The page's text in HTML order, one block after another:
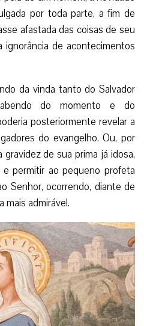
por toda parte, a fim de
afastada das coisas de seu
ignorância de acontecimentos
da vinda tanto do Salvador
do momento e do
posteriormente revelar a
do evangelho. Ou, por
de sua prima já idosa,
permitir ao pequeno profeta
Senhor, ocorrendo, diante de
mais admirável.